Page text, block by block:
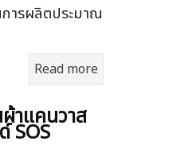
การผลิตประมาณ
Read more
าแคนวาส
SOS